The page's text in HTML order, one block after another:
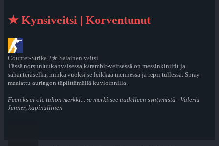
★ Kynsiveitsi | Korventunut
Counter-Strike 2★ Salainen veitsi
Tässä norsunluukahvaisessa karambit-veitsessä on messinkiniitit ja
sahanteräselkä, minkä vuoksi se leikkaa mennessä ja repii tullessa. Spray-
maalattu auringon täplittämällä kuvioinnilla.
Feeniks ei ole tuhon merkki... se merkitsee uudelleen syntymistä - Valeria
Jenner, kapinallinen